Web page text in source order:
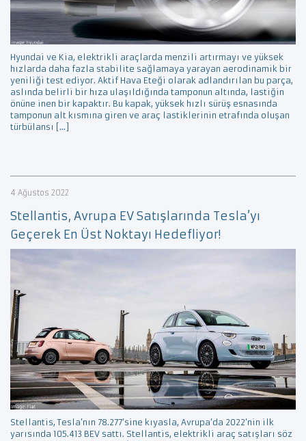
Hyundai ve Kia, elektrikli araçlarda menzili artırmayı ve yüksek
hızlarda daha fazla stabilite sağlamaya yarayan aerodinamik bir
yeniliği test ediyor. Aktif Hava Eteği olarak adlandırılan bu parça,
aslında belirli bir hıza ulaşıldığında tamponun altında, lastiğin
önüne inen bir kapaktır. Bu kapak, yüksek hızlı sürüş esnasında
tamponun alt kısmına giren ve araç lastiklerinin etrafında oluşan
türbülansı […]
4 Ağustos 2022
Stellantis, Avrupa EV Satışlarında Tesla’yı
Geçerek En Üst Noktayı Hedefliyor!
Stellantis, Tesla’nın 78.277’sine kıyasla, Avrupa’da 2022’nin ilk
yarısında 105.413 BEV sattı. Stellantis, elektrikli araç satışları söz